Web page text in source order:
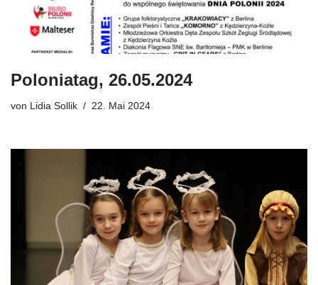
Poloniatag, 26.05.2024
von Lidia Sollik 22. Mai 2024